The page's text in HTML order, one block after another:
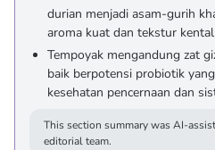
durian menjadi asam-gurih
aroma kuat dan tekstur
Tempoyak mengandung zat
baik berpotensi probiotik
kesehatan pencernaan dan
This section summary was AI-
editorial team.